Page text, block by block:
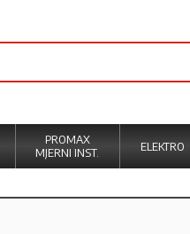
PROMAX
MJERNI INST.
ELEKTRO